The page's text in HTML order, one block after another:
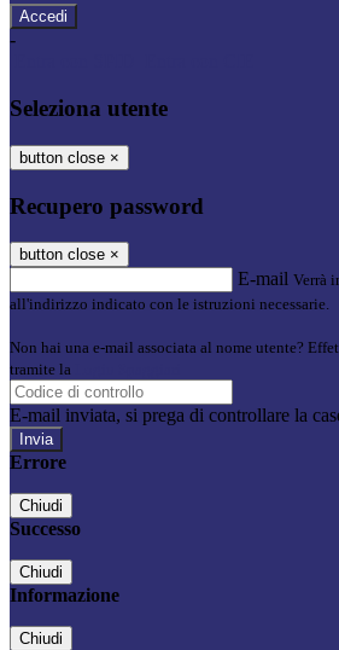
-
Seleziona utente
button close ×
Recupero password
button close ×
E-mail Verrà
all'indirizzo indicato con le istruzioni necessarie.
Non hai una e-mail associata al nome utente?
tramite la
E-mail inviata, si prega di controllare la
Errore
Chiudi
Successo
Chiudi
Informazione
Chiudi